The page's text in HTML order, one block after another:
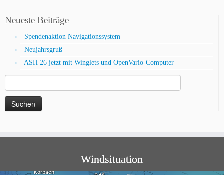
Neueste Beiträge
Spendenaktion Navigationssystem
Neujahrsgruß
ASH 26 jetzt mit Winglets und OpenVario-Computer
nach:
Windsituation